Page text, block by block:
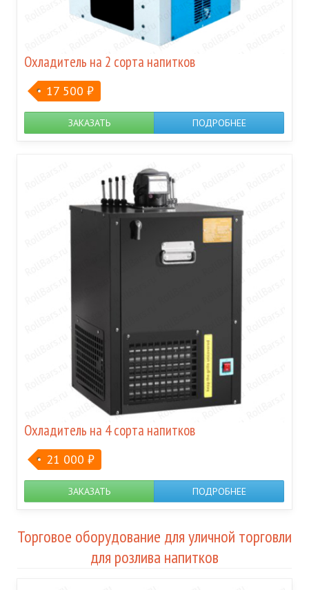
Охладитель на 2 сорта напитков
17 500 ₽
ЗАКАЗАТЬ ПОДРОБНЕЕ
Охладитель на 4 сорта напитков
21 000 ₽
ЗАКАЗАТЬ ПОДРОБНЕЕ
Торговое оборудование для уличной торговли
для розлива напитков